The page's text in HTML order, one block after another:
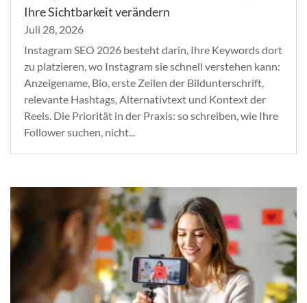
Ihre Sichtbarkeit verändern
Juli 28, 2026
Instagram SEO 2026 besteht darin, Ihre Keywords dort
zu platzieren, wo Instagram sie schnell verstehen kann:
Anzeigename, Bio, erste Zeilen der Bildunterschrift,
relevante Hashtags, Alternativtext und Kontext der
Reels. Die Priorität in der Praxis: so schreiben, wie Ihre
Follower suchen, nicht...